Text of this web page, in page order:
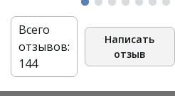
Всего
отзывов:
144
Написать
отзыв